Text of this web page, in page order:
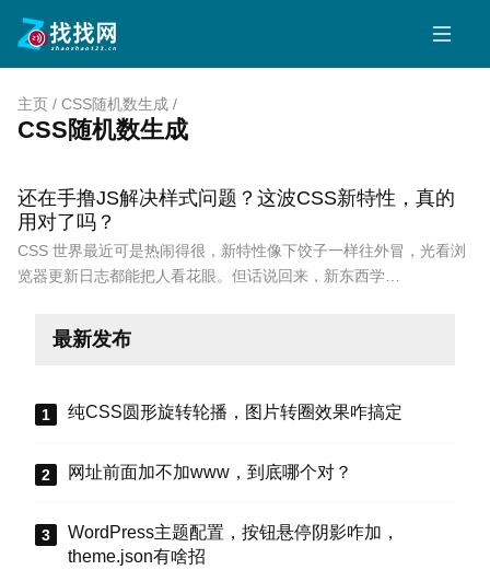
主页 / CSS随机数生成 /
CSS随机数生成
还在手撸JS解决样式问题？这波CSS新特性，真的
用对了吗？
CSS 世界最近可是热闹得很，新特性像下饺子一样往外冒，光看浏
览器更新日志都能把人看花眼。但话说回来，新东西学…
最新发布
纯CSS圆形旋转轮播，图片转圈效果咋搞定
网址前面加不加www，到底哪个对？
WordPress主题配置，按钮悬停阴影咋加，
theme.json有啥招